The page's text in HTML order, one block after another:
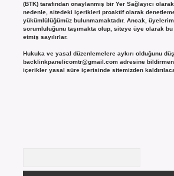
(BTK) tarafından onaylanmış bir Yer Sağlayıcı
nedenle, sitedeki içerikleri proaktif olarak
yükümlülüğümüz bulunmamaktadır. Ancak,
sorumluluğunu taşımakta olup, siteye üye olarak
etmiş sayılırlar.
Hukuka ve yasal düzenlemelere aykırı olduğunu
backlinkpanelicomtr@gmail.comadresine
içerikler yasal süre içerisinde sitemizden